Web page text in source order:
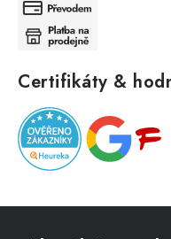
Certifikáty &